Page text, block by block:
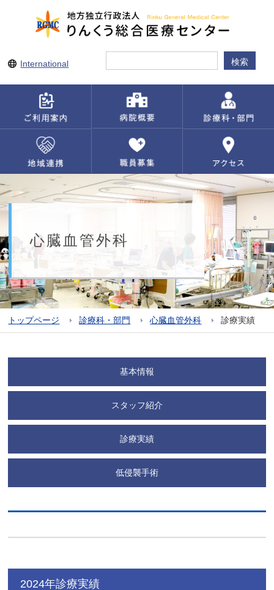
International
心臓血管外科
トップページ 診療科・部門 心臓血管外科 診療実績
基本情報
スタッフ紹介
診療実績
低侵襲手術
2024年診療実績